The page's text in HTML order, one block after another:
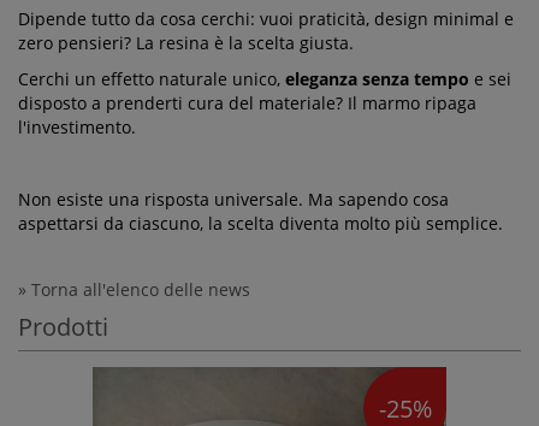
Dipende tutto da cosa cerchi: vuoi praticità, design minimal e
zero pensieri? La resina è la scelta giusta.
Cerchi un effetto naturale unico, eleganza senza tempo e sei
disposto a prenderti cura del materiale? Il marmo ripaga
l'investimento.
Non esiste una risposta universale. Ma sapendo cosa
aspettarsi da ciascuno, la scelta diventa molto più semplice.
» Torna all'elenco delle news
Prodotti
-25%